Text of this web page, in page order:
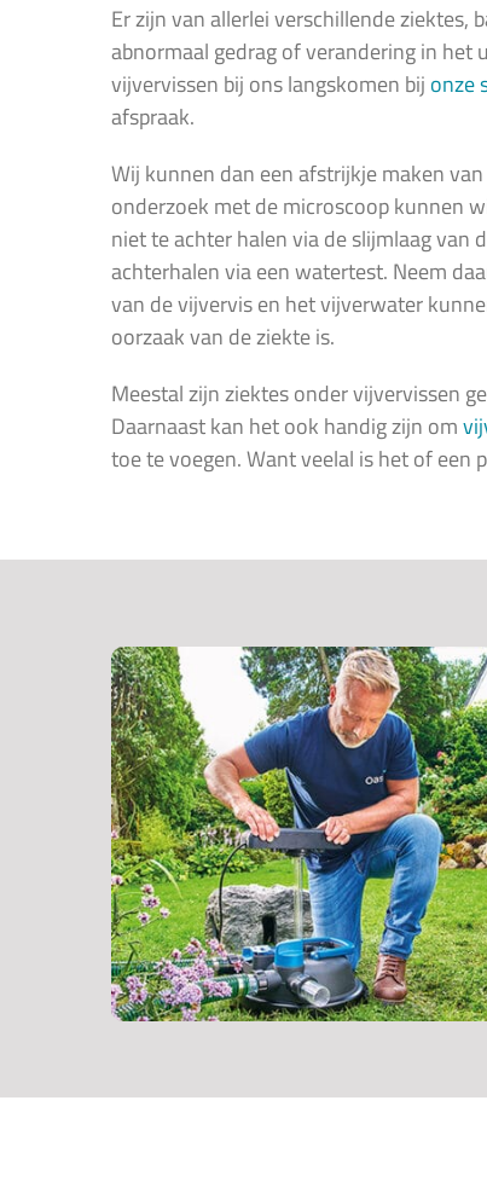
Er zijn van allerlei verschillende ziektes,
abnormaal gedrag of verandering in het
vijvervissen bij ons langskomen bij onze
afspraak.
Wij kunnen dan een afstrijkje maken
onderzoek met de microscoop kunnen
niet te achter halen via de slijmlaag van
achterhalen via een watertest. Neem
van de vijvervis en het vijverwater
oorzaak van de ziekte is.
Meestal zijn ziektes onder vijvervissen
Daarnaast kan het ook handig zijn om
toe te voegen. Want veelal is het of een